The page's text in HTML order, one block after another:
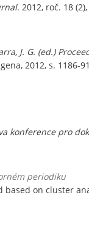
. 2012, roč. 18
J. G. (ed.)
2012, s. 1186-
konference pro
periodiku
based on cluster